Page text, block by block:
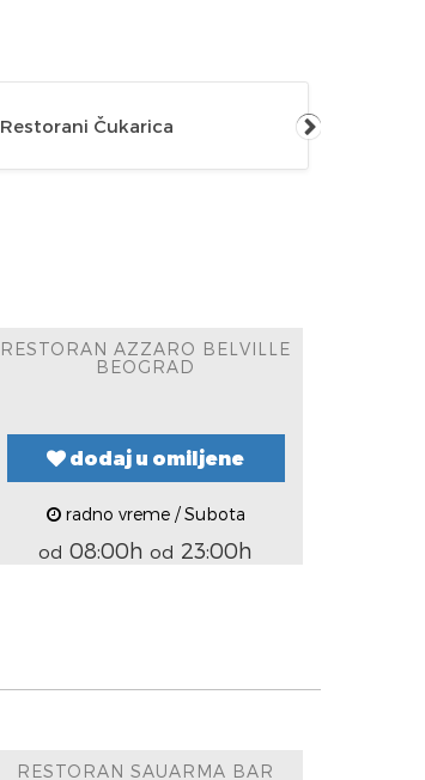
Restorani Čukarica
RESTORAN AZZARO BELVILLE
BEOGRAD
dodaj u omiljene
radno vreme / Subota
od 08:00hod 23:00h
RESTORAN SAUARMA BAR